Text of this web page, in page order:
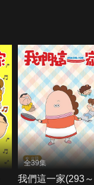
全39集
我們這一家(293～